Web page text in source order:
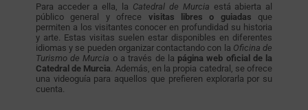
Para acceder a ella, la Catedral de Murcia está abierta al
público general y ofrece visitas libres o guiadas que
permiten a los visitantes conocer en profundidad su historia
y arte. Estas visitas suelen estar disponibles en diferentes
idiomas y se pueden organizar contactando con la Oficina de
Turismo de Murcia o a través de la página web oficial de la
Catedral de Murcia . Además, en la propia catedral, se ofrece
una videoguía para aquellos que prefieren explorarla por su
cuenta.